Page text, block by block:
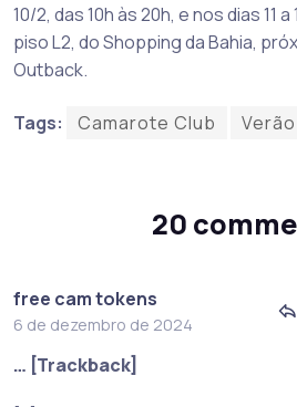
10/2, das 10h às 20h, e nos dias 11
piso L2, do Shopping da Bahia,
Outback.
Tags: Camarote Club
20
free cam tokens
6 de dezembro de 2024
… [Trackback]